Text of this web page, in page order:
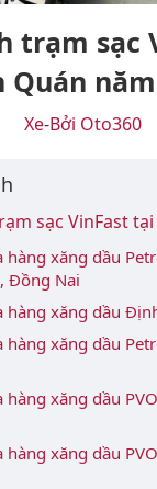
trạm sạc
năm
Xe-Bởi Oto360
sạc VinFast
hàng xăng dầu
Đồng Nai
hàng xăng dầu
hàng xăng dầu
hàng xăng dầu
hàng xăng dầu